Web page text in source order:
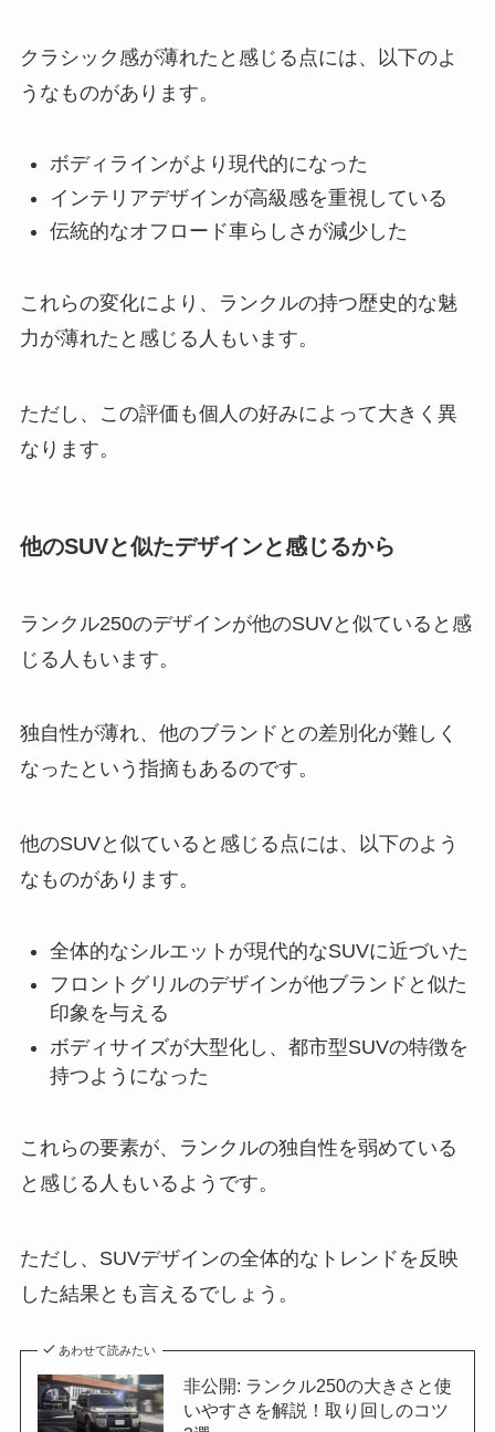
クラシック感が薄れたと感じる点には、以下のよ
うなものがあります。
ボディラインがより現代的になった
インテリアデザインが高級感を重視している
伝統的なオフロード車らしさが減少した
これらの変化により、ランクルの持つ歴史的な魅
力が薄れたと感じる人もいます。
ただし、この評価も個人の好みによって大きく異
なります。
他のSUVと似たデザインと感じるから
ランクル250のデザインが他のSUVと似ていると感
じる人もいます。
独自性が薄れ、他のブランドとの差別化が難しく
なったという指摘もあるのです。
他のSUVと似ていると感じる点には、以下のよう
なものがあります。
全体的なシルエットが現代的なSUVに近づいた
フロントグリルのデザインが他ブランドと似た
印象を与える
ボディサイズが大型化し、都市型SUVの特徴を
持つようになった
これらの要素が、ランクルの独自性を弱めている
と感じる人もいるようです。
ただし、SUVデザインの全体的なトレンドを反映
した結果とも言えるでしょう。
あわせて読みたい
非公開: ランクル250の大きさと使
いやすさを解説！取り回しのコツ